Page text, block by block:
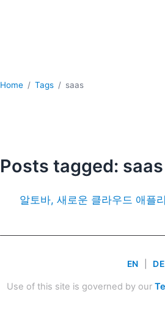
Home Tags saas
Posts tagged: saas
알토바, 새로운 클라우드 애플
EN DE
Use of this site is governed by our